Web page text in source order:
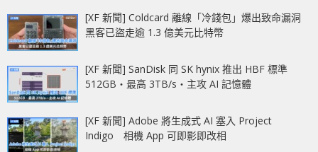
[XF 新聞] Coldcard 離線「冷錢包」爆出致命漏洞
黑客已盜走逾 1.3 億美元比特幣
[XF 新聞] SanDisk 同 SK hynix 推出 HBF 標準
512GB‧最高 3TB/s‧主攻 AI 記憶體
[XF 新聞] Adobe 將生成式 AI 塞入 Project
Indigo 相機 App 可即影即改相